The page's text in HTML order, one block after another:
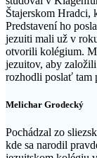
Štajerskom Hradci,
Predstavení ho
jezuiti mali už v
otvorili kolégium.
jezuitov, aby
rozhodli poslať tam
Melichar Grodecký
Pochádzal zo
kde sa narodil